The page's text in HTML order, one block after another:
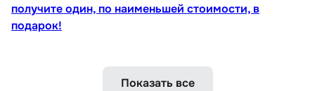
получите один, по наименьшей стоимости, в
подарок!
Показать все